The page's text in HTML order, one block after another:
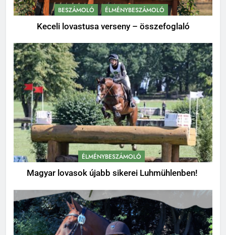
BESZÁMOLÓ ÉLMÉNYBESZÁMOLÓ
Keceli lovastusa verseny – összefoglaló
ÉLMÉNYBESZÁMOLÓ
Magyar lovasok újabb sikerei Luhmühlenben!